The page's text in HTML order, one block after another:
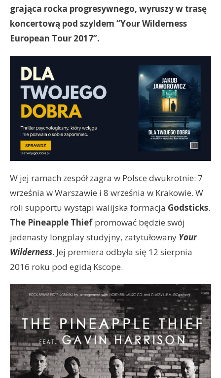
grająca rocka progresywnego, wyruszy w trasę
koncertową pod szyldem “Your Wilderness
European Tour 2017”.
W jej ramach zespół zagra w Polsce dwukrotnie: 7
września w Warszawie i 8 września w Krakowie. W
roli supportu wystąpi walijska formacja Godsticks.
The Pineapple Thief promować będzie swój
jedenasty longplay studyjny, zatytułowany Your
Wilderness. Jej premiera odbyła się 12 sierpnia
2016 roku pod egidą Kscope.